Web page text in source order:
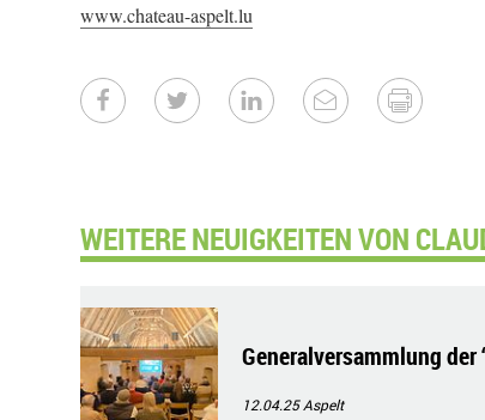
www.chateau-aspelt.lu
WEITERE NEUIGKEITEN VON
Generalversammlung der
12.04.25Aspelt